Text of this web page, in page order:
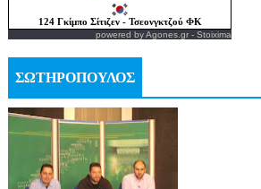
powered byAgones.gr- Stoixima
ΣΩΤΗΡΟΠΟΥΛΟΣ